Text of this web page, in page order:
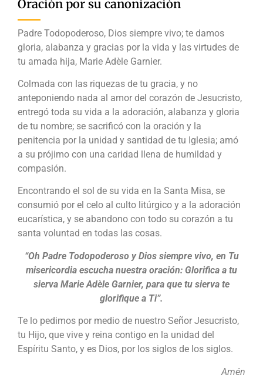
Oración por su canonización
Padre Todopoderoso, Dios siempre vivo; te damos
gloria, alabanza y gracias por la vida y las virtudes de
tu amada hija, Marie Adèle Garnier.
Colmada con las riquezas de tu gracia, y no
anteponiendo nada al amor del corazón de Jesucristo,
entregó toda su vida a la adoración, alabanza y gloria
de tu nombre; se sacrificó con la oración y la
penitencia por la unidad y santidad de tu Iglesia; amó
a su prójimo con una caridad llena de humildad y
compasión.
Encontrando el sol de su vida en la Santa Misa, se
consumió por el celo al culto litúrgico y a la adoración
eucarística, y se abandono con todo su corazón a tu
santa voluntad en todas las cosas.
“Oh Padre Todopoderoso y Dios siempre vivo, en Tu
misericordia escucha nuestra oración: Glorifica a tu
sierva Marie Adèle Garnier, para que tu sierva te
glorifique a Ti”.
Te lo pedimos por medio de nuestro Señor Jesucristo,
tu Hijo, que vive y reina contigo en la unidad del
Espíritu Santo, y es Dios, por los siglos de los siglos.
Amén